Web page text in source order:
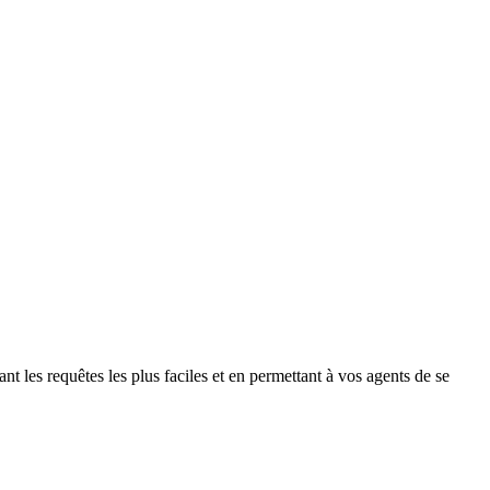
les requêtes les plus faciles et en permettant à vos agents de se